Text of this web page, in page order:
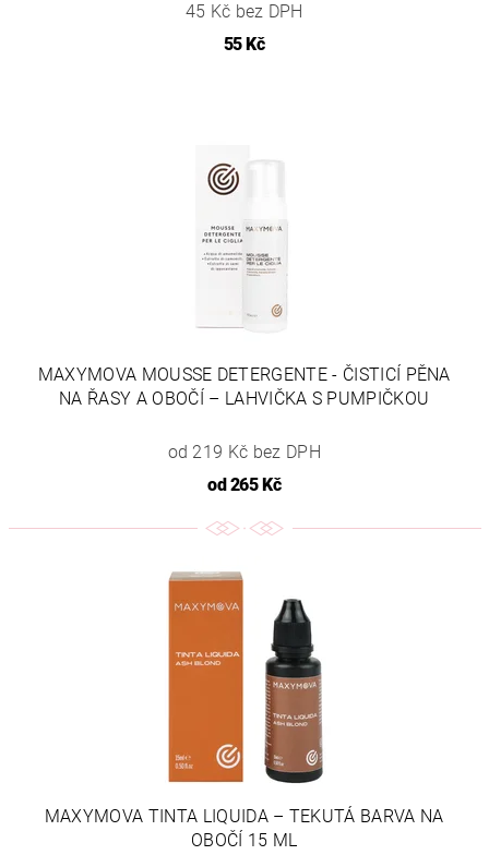
45 Kč bez DPH
55 Kč
MAXYMOVA MOUSSE DETERGENTE - ČISTICÍ PĚNA
NA ŘASY A OBOČÍ – LAHVIČKA S PUMPIČKOU
od 219 Kč bez DPH
od 265 Kč
MAXYMOVA TINTA LIQUIDA – TEKUTÁ BARVA NA
OBOČÍ 15 ML